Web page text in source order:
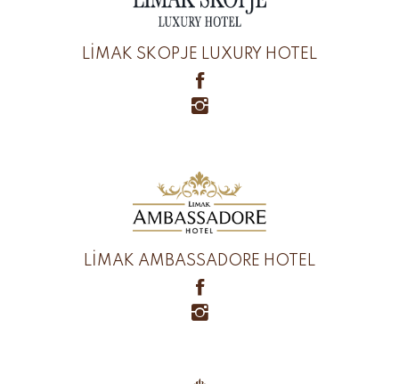
LİMAK SKOPJE LUXURY HOTEL
LİMAK AMBASSADORE HOTEL